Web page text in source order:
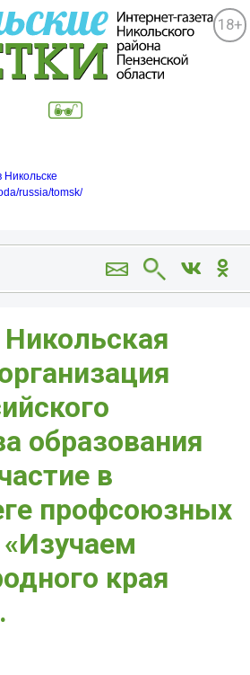
18+
russia/tomsk/
образования
в
профсоюзных
края